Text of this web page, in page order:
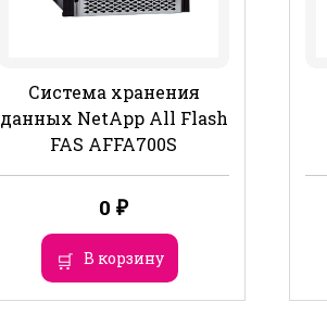
Система хранения
данных NetApp All Flash
FAS AFFA700S
0 ₽
В корзину